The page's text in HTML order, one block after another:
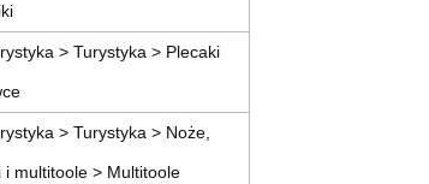
> Turystyka > Plecaki
> Turystyka > Noże,
i multitoole > Multitoole